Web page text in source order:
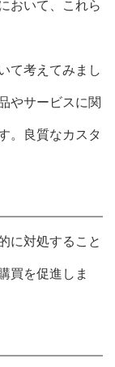
おいて、これら
て考えてみまし
やサービスに関
。良質なカスタ
に対処すること
買を促進しま